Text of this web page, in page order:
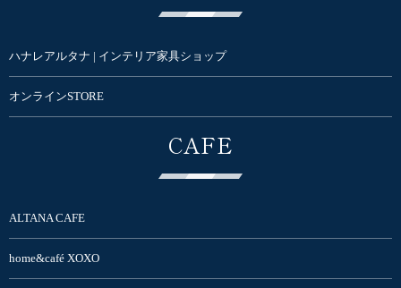
ハナレアルタナ | インテリア家具ショップ
オンラインSTORE
CAFE
ALTANA CAFE
home&café XOXO